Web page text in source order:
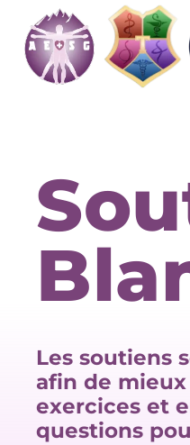
Les soutiens
afin de
exercices et
questions